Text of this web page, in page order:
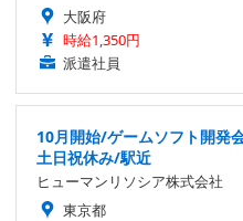
大阪府
時給1,350円
派遣社員
10月開始/ゲームソフト開発
土日祝休み/駅近
ヒューマンリソシア株式会社
東京都